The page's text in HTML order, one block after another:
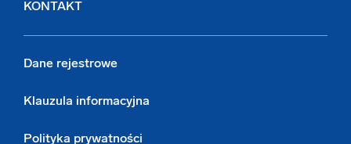
KONTAKT
Dane rejestrowe
Klauzula informacyjna
Polityka prywatności